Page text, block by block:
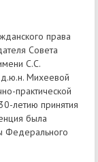
права
Совета
С.С.
Михеевой
практической
летию принятия
была
Федерального